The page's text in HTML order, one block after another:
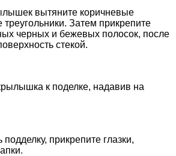
вытяните коричневые
Затем прикрепите
черных и бежевых полосок, после
стекой.
к поделке, надавив на
прикрепите глазки,